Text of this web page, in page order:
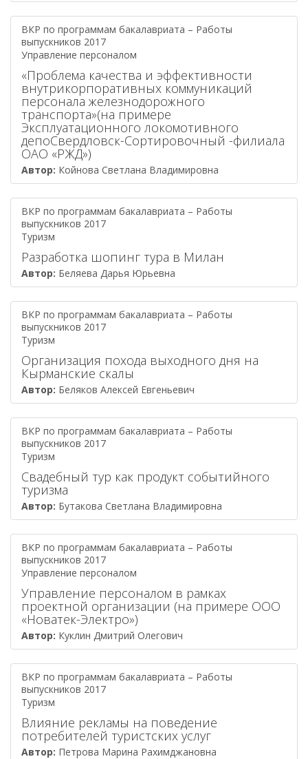
ВКР по программам бакалавриата – Работы
выпускников 2017
Управление персоналом
«Проблема качества и эффективности
внутрикорпоративных коммуникаций
персонала железнодорожного
транспорта»(на примере
Эксплуатационного локомотивного
депоСвердловск-Сортировочный -филиала
ОАО «РЖД»)
Автор: Койнова Светлана Владимировна
ВКР по программам бакалавриата – Работы
выпускников 2017
Туризм
Разработка шопинг тура в Милан
Автор: Беляева Дарья Юрьевна
ВКР по программам бакалавриата – Работы
выпускников 2017
Туризм
Организация похода выходного дня на
Кырманские скалы
Автор: Беляков Алексей Евгеньевич
ВКР по программам бакалавриата – Работы
выпускников 2017
Туризм
Свадебный тур как продукт событийного
туризма
Автор: Бутакова Светлана Владимировна
ВКР по программам бакалавриата – Работы
выпускников 2017
Управление персоналом
Управление персоналом в рамках
проектной организации (на примере ООО
«Новатек-Электро»)
Автор: Куклин Дмитрий Олегович
ВКР по программам бакалавриата – Работы
выпускников 2017
Туризм
Влияние рекламы на поведение
потребителей туристских услуг
Автор: Петрова Марина Рахимджановна